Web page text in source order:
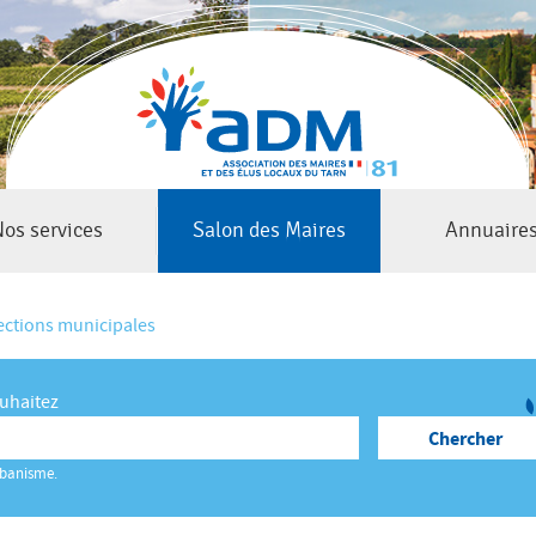
Jump to navigation
services Salon des Maires Annuaires
municipales